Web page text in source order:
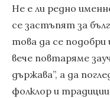
Не е ли редно
се застъпят за
това да се подобри
вече повтаряме
държава”, а да
фолклор и